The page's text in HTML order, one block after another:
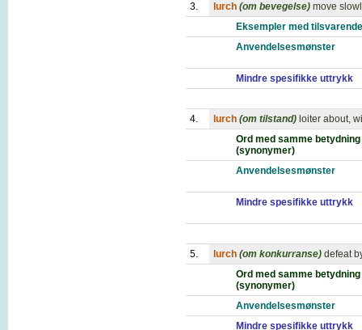
3. lurch (om bevegelse) move
Eksempler med
Anvendelsesmønster
Mindre spesifikke uttrykk
4. lurch (om tilstand) loiter about,
Ord med samme betydning
(synonymer)
Anvendelsesmønster
Mindre spesifikke uttrykk
5. lurch (om konkurranse) defeat
Ord med samme betydning
(synonymer)
Anvendelsesmønster
Mindre spesifikke uttrykk